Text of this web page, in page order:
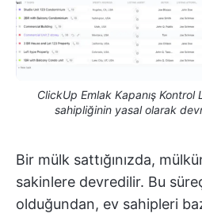
ClickUp Emlak Kapanış
sahipliğinin yasal olarak
Bir mülk sattığınızda,
sakinlere devredilir. Bu
olduğundan, ev sahipleri